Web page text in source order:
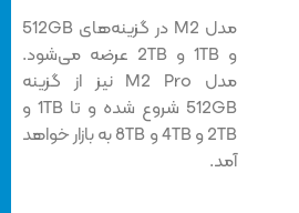
مدل M2 در گزینه‌های 512GB
و 1TB و 2TB عرضه می‌شود.
مدل M2 Pro نیز از گزینه
512GB شروع شده و تا 1TB و
2TB و 4TB و 8TB به بازار خواهد